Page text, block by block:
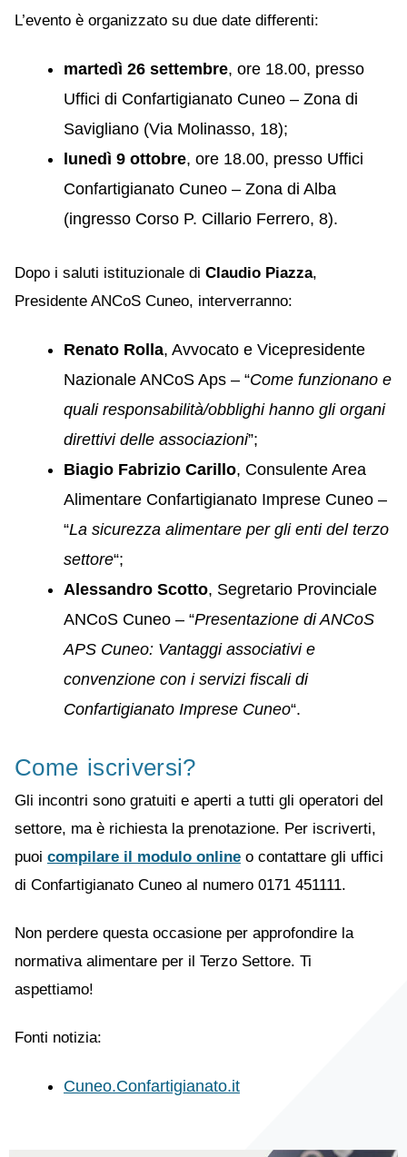
L’evento è organizzato su due date differenti:
martedì 26 settembre, ore 18.00, presso
Uffici di Confartigianato Cuneo – Zona di
Savigliano (Via Molinasso, 18);
lunedì 9 ottobre, ore 18.00, presso Uffici
Confartigianato Cuneo – Zona di Alba
(ingresso Corso P. Cillario Ferrero, 8).
Dopo i saluti istituzionale di Claudio Piazza,
Presidente ANCoS Cuneo, interverranno:
Renato Rolla, Avvocato e Vicepresidente
Nazionale ANCoS Aps – “Come funzionano e
quali responsabilità/obblighi hanno gli organi
direttivi delle associazioni”;
Biagio Fabrizio Carillo, Consulente Area
Alimentare Confartigianato Imprese Cuneo –
“La sicurezza alimentare per gli enti del terzo
settore“;
Alessandro Scotto, Segretario Provinciale
ANCoS Cuneo – “Presentazione di ANCoS
APS Cuneo: Vantaggi associativi e
convenzione con i servizi fiscali di
Confartigianato Imprese Cuneo“.
Come iscriversi?
Gli incontri sono gratuiti e aperti a tutti gli operatori del
settore, ma è richiesta la prenotazione. Per iscriverti,
puoi compilare il modulo online o contattare gli uffici
di Confartigianato Cuneo al numero 0171 451111.
Non perdere questa occasione per approfondire la
normativa alimentare per il Terzo Settore. Ti
aspettiamo!
Fonti notizia:
Cuneo.Confartigianato.it